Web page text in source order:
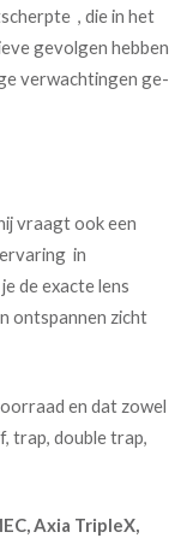
, die in het
gevolgen hebben
verwachtingen ge-
vraagt ook een
in
de exacte lens
ontspannen zicht
en dat zowel
trap, double trap,
Axia TripleX,